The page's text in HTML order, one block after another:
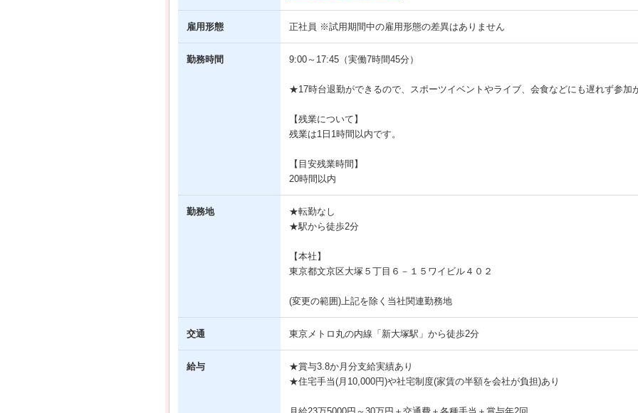
雇用形態 正社員 ※試用期間中の雇用形態の差異はありません
勤務時間 9:00～17:45（実働7時間45分）
★17時台退勤ができるので、スポーツイベントやライブ、会食などにも遅れず参加
【残業について】
残業は1日1時間以内です。
【目安残業時間】
20時間以内
勤務地
★転勤なし
★駅から徒歩2分
【本社】
東京都文京区大塚５丁目６－１５ワイビル４０２
(変更の範囲)上記を除く当社関連勤務地
交通 東京メトロ丸の内線「新大塚駅」から徒歩2分
給与
★賞与3.8か月分支給実績あり
★住宅手当(月10,000円)や社宅制度(家賃の半額を会社が負担)あり